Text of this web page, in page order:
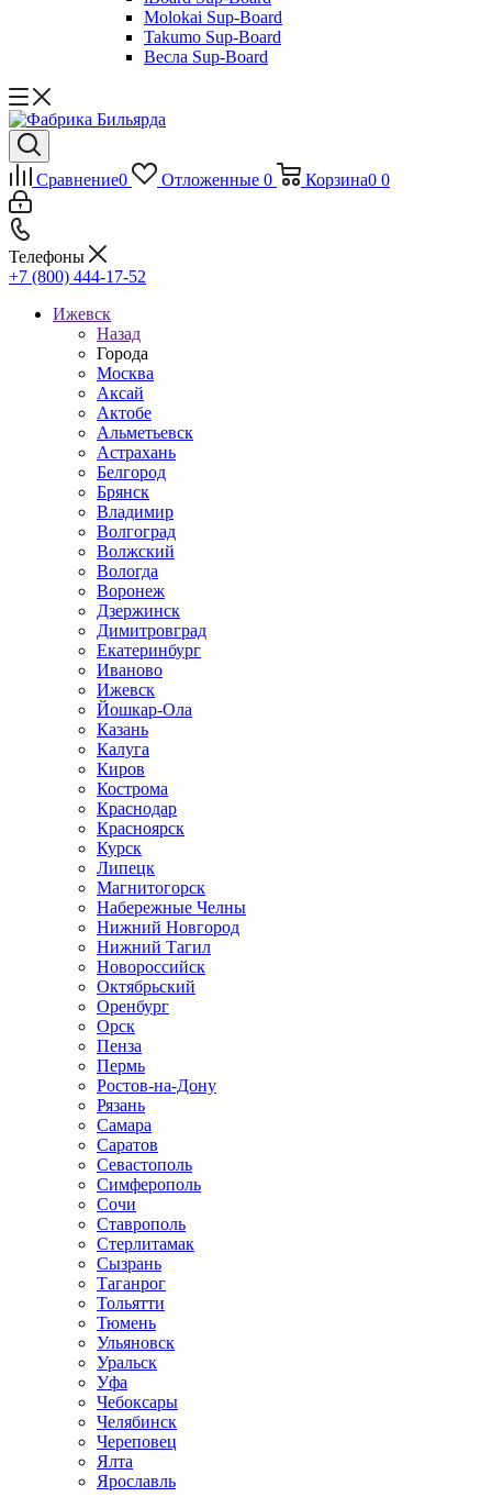
Molokai Sup-Board
Takumo Sup-Board
Весла Sup-Board
Сравнение0 Отложенные 0 Корзина0 0
Телефоны
+7 (800) 444-17-52
Ижевск
Назад
Города
Москва
Аксай
Актобе
Альметьевск
Астрахань
Белгород
Брянск
Владимир
Волгоград
Волжский
Вологда
Воронеж
Дзержинск
Димитровград
Екатеринбург
Иваново
Ижевск
Йошкар-Ола
Казань
Калуга
Киров
Кострома
Краснодар
Красноярск
Курск
Липецк
Магнитогорск
Набережные Челны
Нижний Новгород
Нижний Тагил
Новороссийск
Октябрьский
Оренбург
Орск
Пенза
Пермь
Ростов-на-Дону
Рязань
Самара
Саратов
Севастополь
Симферополь
Сочи
Ставрополь
Стерлитамак
Сызрань
Таганрог
Тольятти
Тюмень
Ульяновск
Уральск
Уфа
Чебоксары
Челябинск
Череповец
Ялта
Ярославль